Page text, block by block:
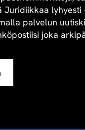
Juridiikkaa lyhyesti
palvelun
joka